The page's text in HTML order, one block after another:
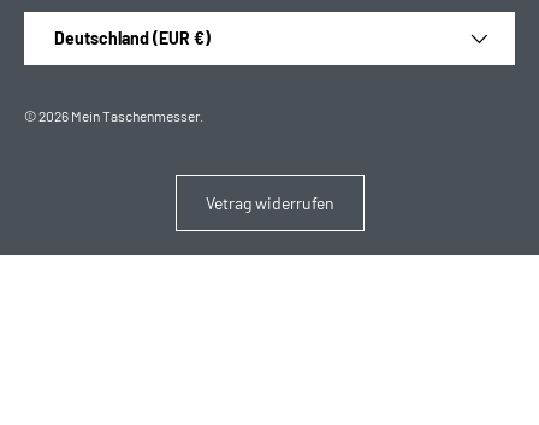
Deutschland (EUR €)
© 2026 Mein Taschenmesser
Vetrag widerrufen